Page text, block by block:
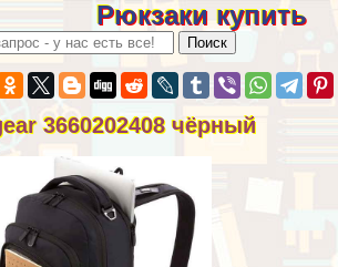
Рюкзаки купить
3660202408 чёрный